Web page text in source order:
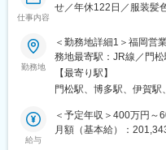
■企業の特色：
当社は1948年の創立以
した。
現在は、メーカー機能
海外に事業展開していま
品とサービス」の提供
また、福利厚生が厚く、
仕事内容
せ／年休122日／服装髪
ン事業◇
入社当初は、業界知識習
します。
慣れてきたら運搬に伴う
ンジいただく想定です。
■業務内容
勤務地
＜勤務地詳細1＞福岡営
務地最寄駅：JR線／門
詳細2＞福岡営業所住所
博多駅イーストプレイス
【最寄り駅】
門松駅、博多駅、伊賀
給与
＜予定年収＞400万円～
月額（基本給）：